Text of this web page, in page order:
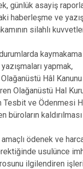
günlük asayiş
haberleşme ve
silahlı
yapmak,
Hâl
Olağanüstü Hal
Tesbit ve Ödenmesi
ödenek ve
usulünce
ilgilendiren